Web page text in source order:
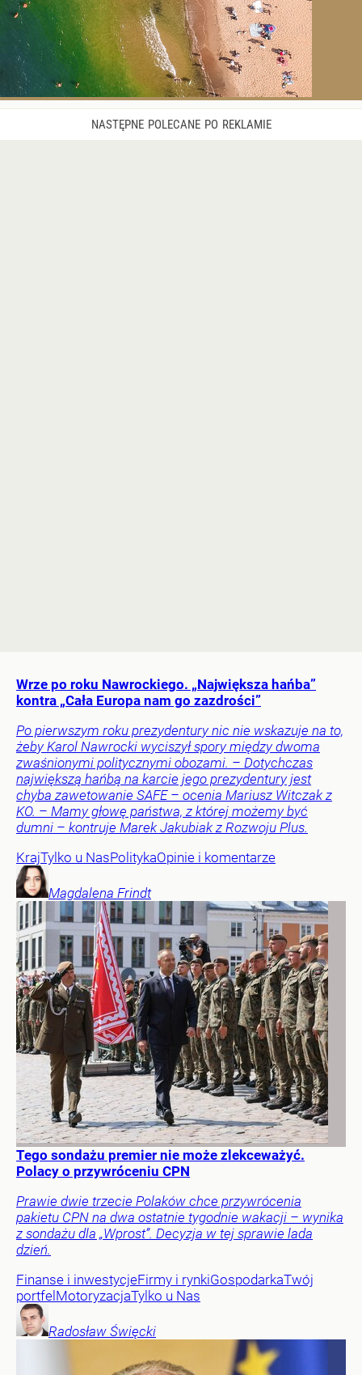
Wrze po roku Nawrockiego. „Największa hańba”
kontra „Cała Europa nam go zazdrości”
Po pierwszym roku prezydentury nic nie wskazuje na to,
żeby Karol Nawrocki wyciszył spory między dwoma
zwaśnionymi politycznymi obozami. – Dotychczas
największą hańbą na karcie jego prezydentury jest
chyba zawetowanie SAFE – ocenia Mariusz Witczak z
KO. – Mamy głowę państwa, z której możemy być
dumni – kontruje Marek Jakubiak z Rozwoju Plus.
KrajTylko u NasPolitykaOpinie i komentarze
Magdalena Frindt
Tego sondażu premier nie może zlekceważyć.
Polacy o przywróceniu CPN
Prawie dwie trzecie Polaków chce przywrócenia
pakietu CPN na dwa ostatnie tygodnie wakacji – wynika
z sondażu dla „Wprost”. Decyzja w tej sprawie lada
dzień.
Finanse i inwestycjeFirmy i rynkiGospodarkaTwój
portfelMotoryzacjaTylko u Nas
Radosław Święcki